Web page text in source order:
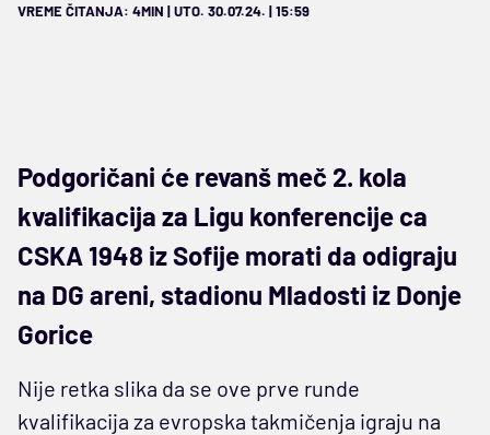
VREME ČITANJA: 4MIN | UTO. 30.07.24. | 15:59
Podgoričani će revanš meč 2. kola
kvalifikacija za Ligu konferencije ca
CSKA 1948 iz Sofije morati da odigraju
na DG areni, stadionu Mladosti iz Donje
Gorice
Nije retka slika da se ove prve runde
kvalifikacija za evropska takmičenja igraju na